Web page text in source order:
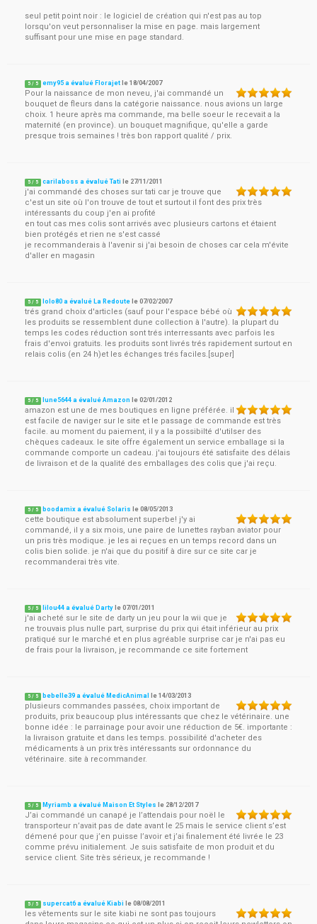
seul petit point noir : le logiciel de création qui n'est pas au top
lorsqu'on veut personnaliser la mise en page. mais largement
suffisant pour une mise en page standard.
5 / 5 emy95 a évalué Florajet le18/04/2007
Pour la naissance de mon neveu, j'ai commandé un
bouquet de fleurs dans la catégorie naissance. nous avions un large
choix. 1 heure après ma commande, ma belle soeur le recevait a la
maternité (en province). un bouquet magnifique, qu'elle a garde
presque trois semaines ! très bon rapport qualité / prix.
5 / 5 carilaboss a évalué Tati le 27/11/2011
j'ai commandé des choses sur tati car je trouve que
c'est un site où l'on trouve de tout et surtout il font des prix très
intéressants du coup j'en ai profité
en tout cas mes colis sont arrivés avec plusieurs cartons et étaient
bien protégés et rien ne s'est cassé
je recommanderais à l'avenir si j'ai besoin de choses car cela m'évite
d'aller en magasin
5 / 5 lolo80 a évalué La Redoute le07/02/2007
trés grand choix d'articles (sauf pour l'espace bébé où
les produits se ressemblent dune collection à l'autre). la plupart du
temps les codes réduction sont trés interressants avec parfois les
frais d'envoi gratuits. les produits sont livrés trés rapidement surtout en
relais colis (en 24 h)et les échanges trés faciles.[super]
5 / 5 lune5644 a évalué Amazon le02/01/2012
amazon est une de mes boutiques en ligne préférée. il
est facile de naviger sur le site et le passage de commande est très
facile. au moment du paiement, il y a la possibilté d'utilser des
chèques cadeaux. le site offre également un service emballage si la
commande comporte un cadeau. j'ai toujours été satisfaite des délais
de livraison et de la qualité des emballages des colis que j'ai reçu.
5 / 5 boodamix a évalué Solaris le08/05/2013
cette boutique est absolument superbe! j'y ai
commandé, il y a six mois, une paire de lunettes rayban aviator pour
un pris très modique. je les ai reçues en un temps record dans un
colis bien solide. je n'ai que du positif à dire sur ce site car je
recommanderai très vite.
5 / 5 lilou44 a évalué Darty le07/01/2011
j'ai acheté sur le site de darty un jeu pour la wii que je
ne trouvais plus nulle part, surprise du prix qui était inférieur au prix
pratiqué sur le marché et en plus agréable surprise car je n'ai pas eu
de frais pour la livraison, je recommande ce site fortement
5 / 5 bebelle39 a évalué MedicAnimal le14/03/2013
plusieurs commandes passées, choix important de
produits, prix beaucoup plus intéressants que chez le vétérinaire. une
bonne idée : le parrainage pour avoir une réduction de 5€. importante :
la livraison gratuite et dans les temps. possibilité d'acheter des
médicaments à un prix très intéressants sur ordonnance du
vétérinaire. site à recommander.
5 / 5 Myriamb a évalué Maison Et Styles le 28/12/2017
J’ai commandé un canapé je l’attendais pour noël le
transporteur n’avait pas de date avant le 25 mais le service client s’est
démené pour que j’en puisse l’avoir et j’ai finalement été livrée le 23
comme prévu initialement. Je suis satisfaite de mon produit et du
service client. Site très sérieux, je recommande !
5 / 5 supercat6 a évalué Kiabi le08/08/2011
les vêtements sur le site kiabi ne sont pas toujours